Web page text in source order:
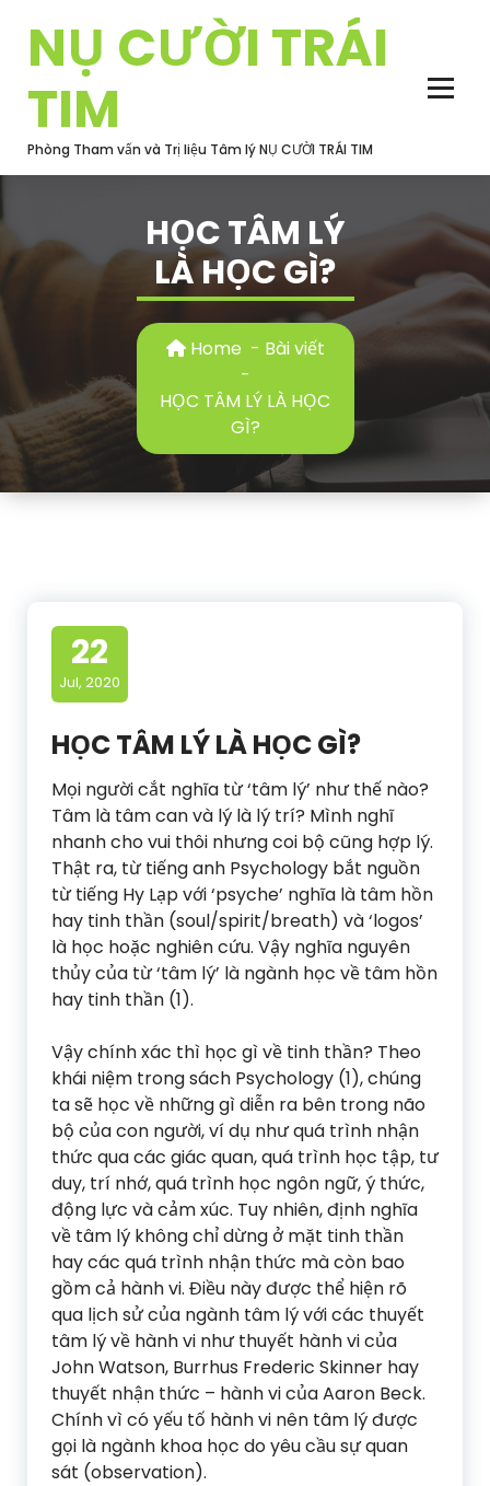
contentNỤ CƯỜI TRÁI
TIM
Phòng Tham vấn và Trị liệu Tâm lý NỤ CƯỜI TRÁI TIM
HỌC TÂM LÝ
LÀ HỌC GÌ?
Home - Bài viết
-
HỌC TÂM LÝ LÀ HỌC
GÌ?
22
Jul, 2020
HỌC TÂM LÝ LÀ HỌC GÌ?
Mọi người cắt nghĩa từ ‘tâm lý’ như thế nào?
Tâm là tâm can và lý là lý trí? Mình nghĩ
nhanh cho vui thôi nhưng coi bộ cũng hợp lý.
Thật ra, từ tiếng anh Psychology bắt nguồn
từ tiếng Hy Lạp với ‘psyche’ nghĩa là tâm hồn
hay tinh thần (soul/spirit/breath) và ‘logos’
là học hoặc nghiên cứu. Vậy nghĩa nguyên
thủy của từ ‘tâm lý’ là ngành học về tâm hồn
hay tinh thần (1).
Vậy chính xác thì học gì về tinh thần? Theo
khái niệm trong sách Psychology (1), chúng
ta sẽ học về những gì diễn ra bên trong não
bộ của con người, ví dụ như quá trình nhận
thức qua các giác quan, quá trình học tập, tư
duy, trí nhớ, quá trình học ngôn ngữ, ý thức,
động lực và cảm xúc. Tuy nhiên, định nghĩa
về tâm lý không chỉ dừng ở mặt tinh thần
hay các quá trình nhận thức mà còn bao
gồm cả hành vi. Điều này được thể hiện rõ
qua lịch sử của ngành tâm lý với các thuyết
tâm lý về hành vi như thuyết hành vi của
John Watson, Burrhus Frederic Skinner hay
thuyết nhận thức – hành vi của Aaron Beck.
Chính vì có yếu tố hành vi nên tâm lý được
gọi là ngành khoa học do yêu cầu sự quan
sát (observation).